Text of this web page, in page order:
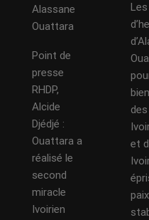
Alassane
Ouattara
Point de
presse
RHDP,
Alcide
Djédjé :
Ouattara a
réalisé le
second
miracle
Ivoirien
des
et